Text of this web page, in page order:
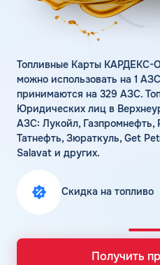
Топливные Карты КАРДЕКС-
можно использовать на 1
принимаются на 329 АЗС.
Юридических лиц в
АЗС: Лукойл, Газпромнефть,
Татнефть, Зюраткуль, Get
Salavat и других.
Скидка на топливо
Получить